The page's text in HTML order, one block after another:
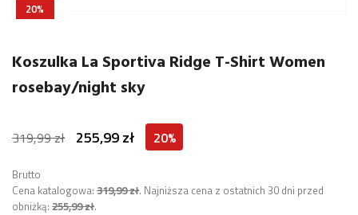
20%
Koszulka La Sportiva Ridge T-Shirt Women
rosebay/night sky
319,99 zł 255,99 zł 20%
Brutto
Cena katalogowa: 319,99 zł. Najniższa cena z ostatnich 30 dni przed
obniżką: 255,99 zł.